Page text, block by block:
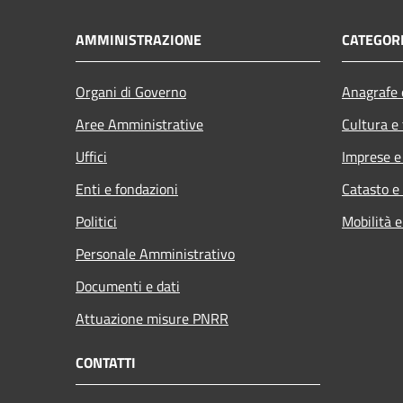
AMMINISTRAZIONE
Organi di Governo
Aree Amministrative
Uffici
Enti e fondazioni
Politici
Personale Amministrativo
Documenti e dati
Attuazione misure PNRR
Cultura
Imprese
Catasto
Mobilità
CONTATTI